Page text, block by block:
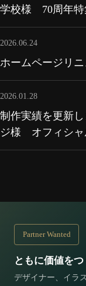
学校様 70周年特
2026.06.24
ホームページリ
2026.01.28
制作実績を更新
ジ様 オフィシャ
Partner Wanted
ともに価値を
デザイナー、イラ